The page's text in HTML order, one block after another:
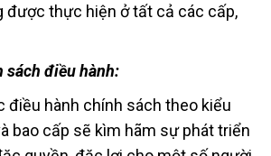
được thực hiện ở tất cả các cấp,
sách điều hành:
điều hành chính sách theo kiểu
bao cấp sẽ kìm hãm sự phát triển